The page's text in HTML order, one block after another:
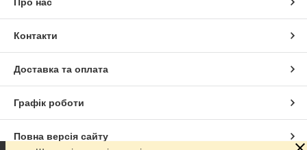
Контакти
Доставка та оплата
Графік роботи
Повна версія сайту